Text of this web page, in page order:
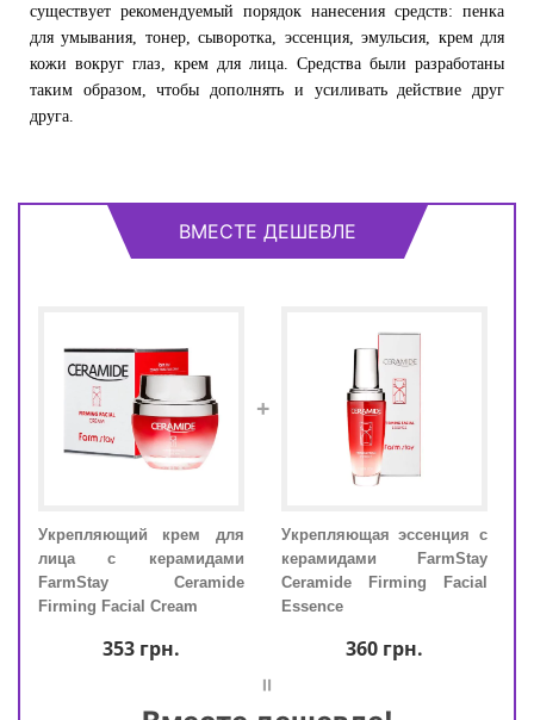
существует рекомендуемый порядок нанесения средств: пенка
для умывания, тонер, сыворотка, эссенция, эмульсия, крем для
кожи вокруг глаз, крем для лица. Средства были разработаны
таким образом, чтобы дополнять и усиливать действие друг
друга.
ВМЕСТЕ ДЕШЕВЛЕ
Укрепляющий крем для
лица с керамидами
FarmStay Ceramide
Firming Facial Cream
353грн.
+
Укрепляющая эссенция с
керамидами FarmStay
Ceramide Firming Facial
Essence
360грн.